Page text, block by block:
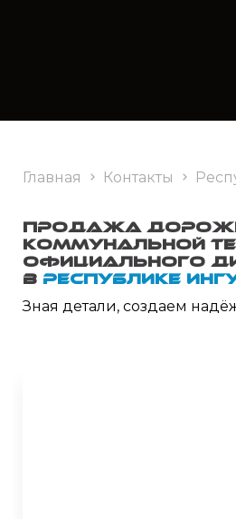
Главная Контакты
Продажа
коммунальной
официального
в Республике
Зная детали, создаем